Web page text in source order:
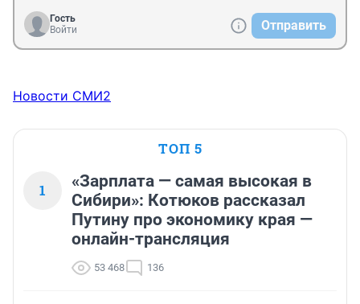
Гость
Войти
Отправить
Новости СМИ2
ТОП 5
1
«Зарплата — самая высокая в
Сибири»: Котюков рассказал
Путину про экономику края —
онлайн-трансляция
53 468 136